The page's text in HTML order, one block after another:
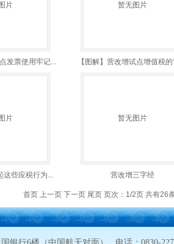
片
发票使用牢记...
暂无图片
【图解】营改增试点增值税的
片
这些应税行为...
暂无图片
营改增三字经
首页 上一页 下一页 尾页页次：1/2页 共有26